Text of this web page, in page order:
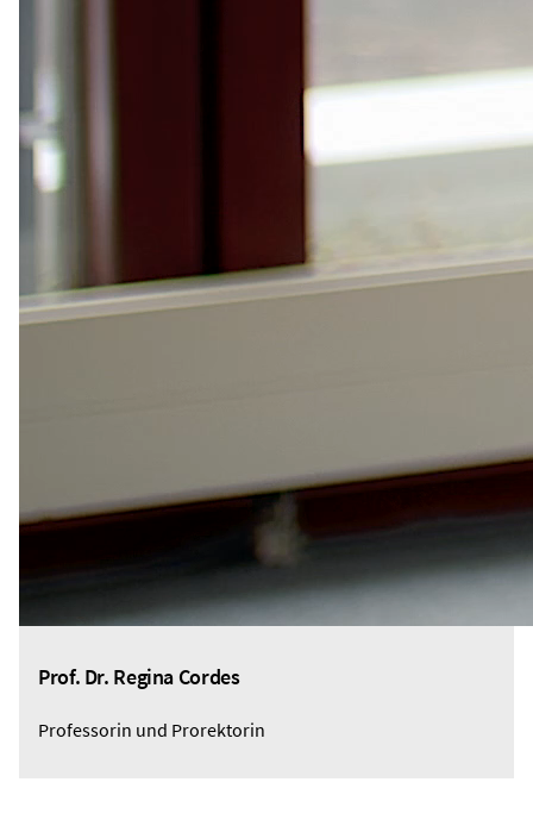
Prof. Dr. Regina Cordes
Professorin und Prorektorin